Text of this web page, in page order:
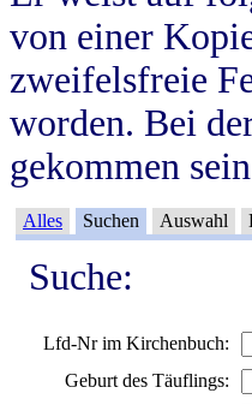
von einer
zweifelsfreie
worden. Bei
gekommen
Alles Suchen Auswahl
Suche:
Lfd-Nr im Kirchenbuch:
Geburt des Täuflings: